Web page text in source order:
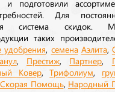
и подготовили
Для
система скидок.
таких
удобрения семена Аэлита,
, Престиж Партнер
Ковер,Трифолиум
Скорая Помощь Народный